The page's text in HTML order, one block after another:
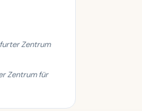
Zentrum
Zentrum für